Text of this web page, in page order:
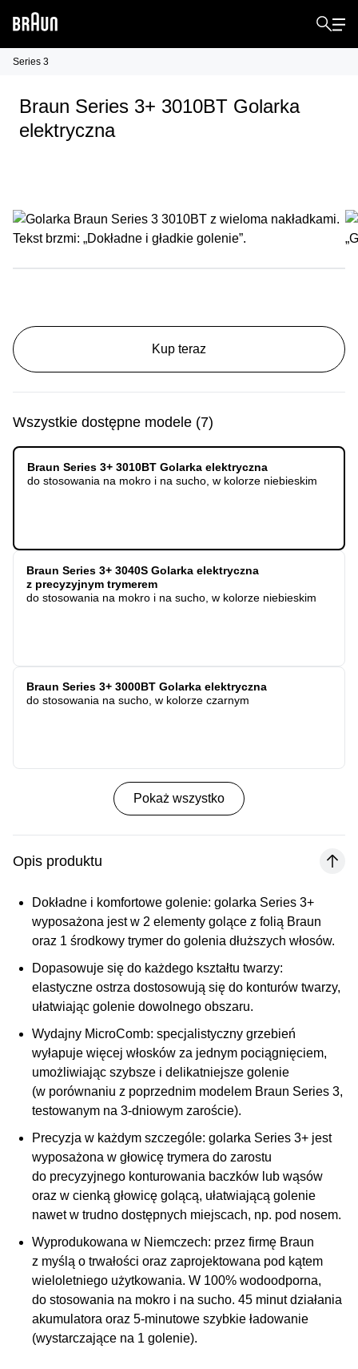
Series 3
Braun Series 3+ 3010BT Golarka
elektryczna
Kup teraz
Wszystkie dostępne modele (7)
Braun Series 3+ 3010BT Golarka elektryczna
do stosowania na mokro i na sucho, w kolorze niebieskim
Braun Series 3+ 3040S Golarka elektryczna
z precyzyjnym trymerem
do stosowania na mokro i na sucho, w kolorze niebieskim
Braun Series 3+ 3000BT Golarka elektryczna
do stosowania na sucho, w kolorze czarnym
Pokaż wszystko
Opis produktu
Dokładne i komfortowe golenie: golarka Series 3+
wyposażona jest w 2 elementy golące z folią Braun
oraz 1 środkowy trymer do golenia dłuższych włosów.
Dopasowuje się do każdego kształtu twarzy:
elastyczne ostrza dostosowują się do konturów twarzy,
ułatwiając golenie dowolnego obszaru.
Wydajny MicroComb: specjalistyczny grzebień
wyłapuje więcej włosków za jednym pociągnięciem,
umożliwiając szybsze i delikatniejsze golenie
(w porównaniu z poprzednim modelem Braun Series 3,
testowanym na 3-dniowym zaroście).
Precyzja w każdym szczególe: golarka Series 3+ jest
wyposażona w głowicę trymera do zarostu
do precyzyjnego konturowania baczków lub wąsów
oraz w cienką głowicę golącą, ułatwiającą golenie
nawet w trudno dostępnych miejscach, np. pod nosem.
Wyprodukowana w Niemczech: przez firmę Braun
z myślą o trwałości oraz zaprojektowana pod kątem
wieloletniego użytkowania. W 100% wodoodporna,
do stosowania na mokro i na sucho. 45 minut działania
akumulatora oraz 5-minutowe szybkie ładowanie
(wystarczające na 1 golenie).